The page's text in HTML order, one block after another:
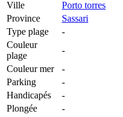
Ville
Porto torres
Province
Sassari
Type plage
-
Couleur
plage
-
Couleur mer
-
Parking
-
Handicapés
-
Plongée
-